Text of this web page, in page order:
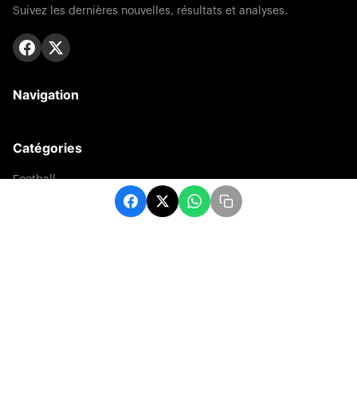
Suivez les dernières nouvelles, résultats et analyses.
Navigation
Catégories
Football